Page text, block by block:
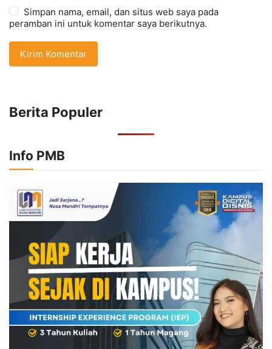
Simpan nama, email, dan situs web saya pada
peramban ini untuk komentar saya berikutnya.
Berita Populer
Info PMB